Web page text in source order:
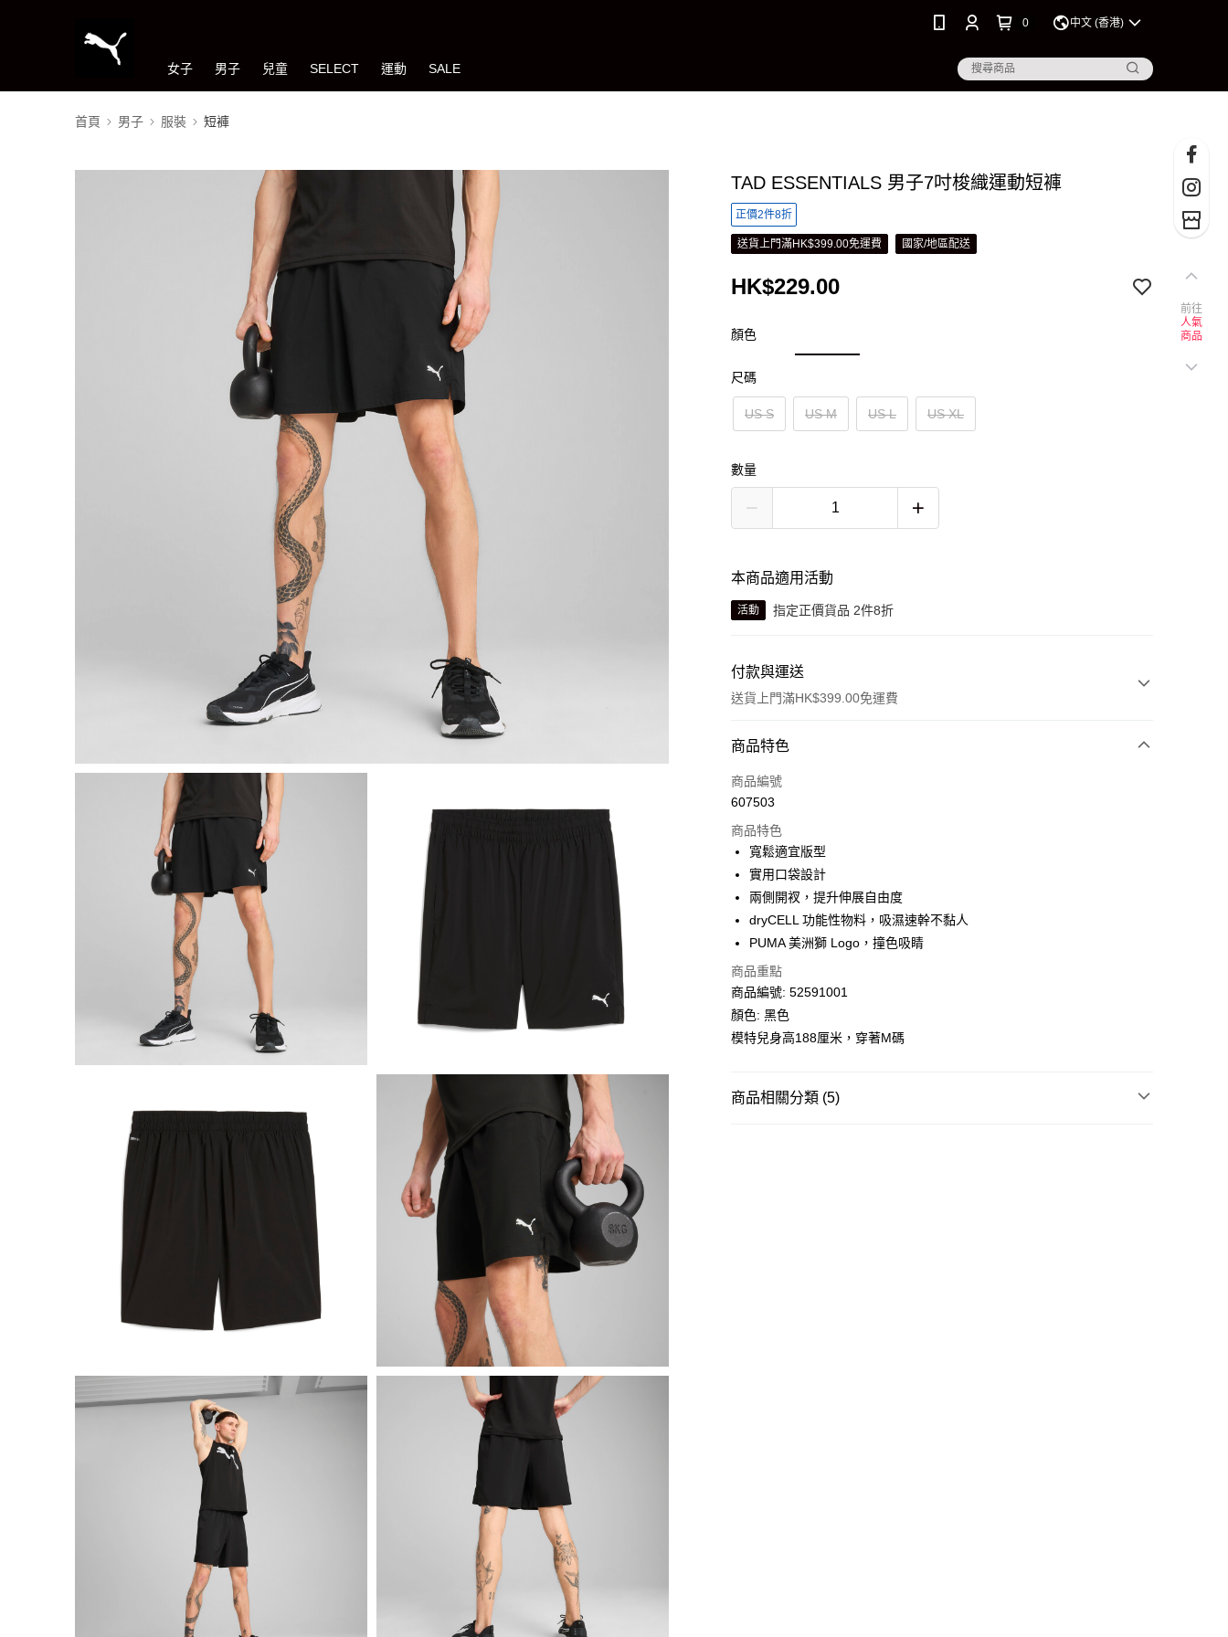
0 中文 (香港)
女子 男子 兒童 SELECT 運動 SALE
首頁 男子 服裝 短褲
TAD ESSENTIALS 男子7吋梭織運動短褲
正價2件8折
送貨上門滿HK$399.00免運費 國家/地區配送
HK$229.00
顏色
尺碼
US S US M US L US XL
數量
本商品適用活動
活動 指定正價貨品 2件8折
付款與運送
送貨上門滿HK$399.00免運費
付款方式
信用卡
相關說明
Alipay, PayMe, WeChat Pay, UnionPay, FPS
送貨方式
單筆訂單淨值滿$399可享免運費優惠
每筆HK$30.00，滿HK$399.00或以上免運費
滿$599可享澳門免運費優惠
商品特色
商品編號
607503
商品特色
寬鬆適宜版型
實用口袋設計
兩側開衩，提升伸展自由度
dryCELL 功能性物料，吸濕速幹不黏人
PUMA 美洲獅 Logo，撞色吸睛
商品重點
商品編號: 52591001
顏色: 黑色
模特兒身高188厘米，穿著M碼
商品相關分類 (5)
前往
人氣
商品